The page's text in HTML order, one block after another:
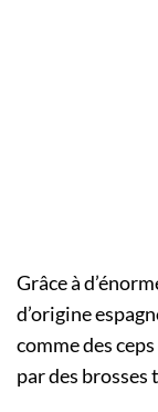
Grâce à
d’origine
comme des
par des brosses